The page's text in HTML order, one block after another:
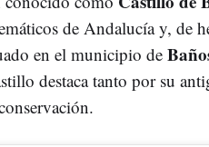
de Andalucía y, de
en el municipio de
destaca tanto por su